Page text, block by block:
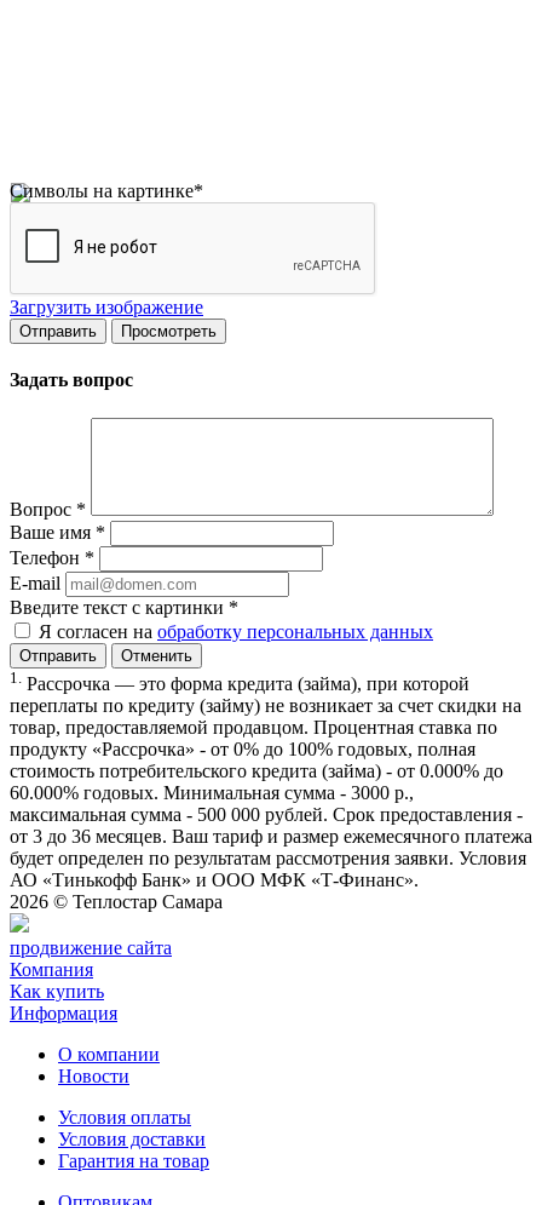
Символы на картинке*
Загрузить изображение
Задать вопрос
Вопрос *
Ваше имя *
Телефон *
E-mail
Введите текст с картинки *
Я согласен на обработку персональных данных
Отменить
1.
Рассрочка — это форма кредита (займа), при которой
переплаты по кредиту (займу) не возникает за счет скидки на
товар, предоставляемой продавцом. Процентная ставка по
продукту «Рассрочка» - от 0% до 100% годовых, полная
стоимость потребительского кредита (займа) - от 0.000% до
60.000% годовых. Минимальная сумма - 3000 р.,
максимальная сумма - 500 000 рублей. Срок предоставления -
от 3 до 36 месяцев. Ваш тариф и размер ежемесячного платежа
будет определен по результатам рассмотрения заявки. Условия
АО «Тинькофф Банк» и ООО МФК «Т-Финанс».
2026 © Теплостар Самара
продвижение сайта
Компания
Как купить
Информация
О компании
Новости
Условия оплаты
Условия доставки
Гарантия на товар